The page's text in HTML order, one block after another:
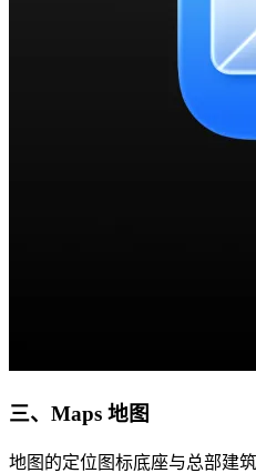
三、Maps 地图
地图的定位图标底座与总部建